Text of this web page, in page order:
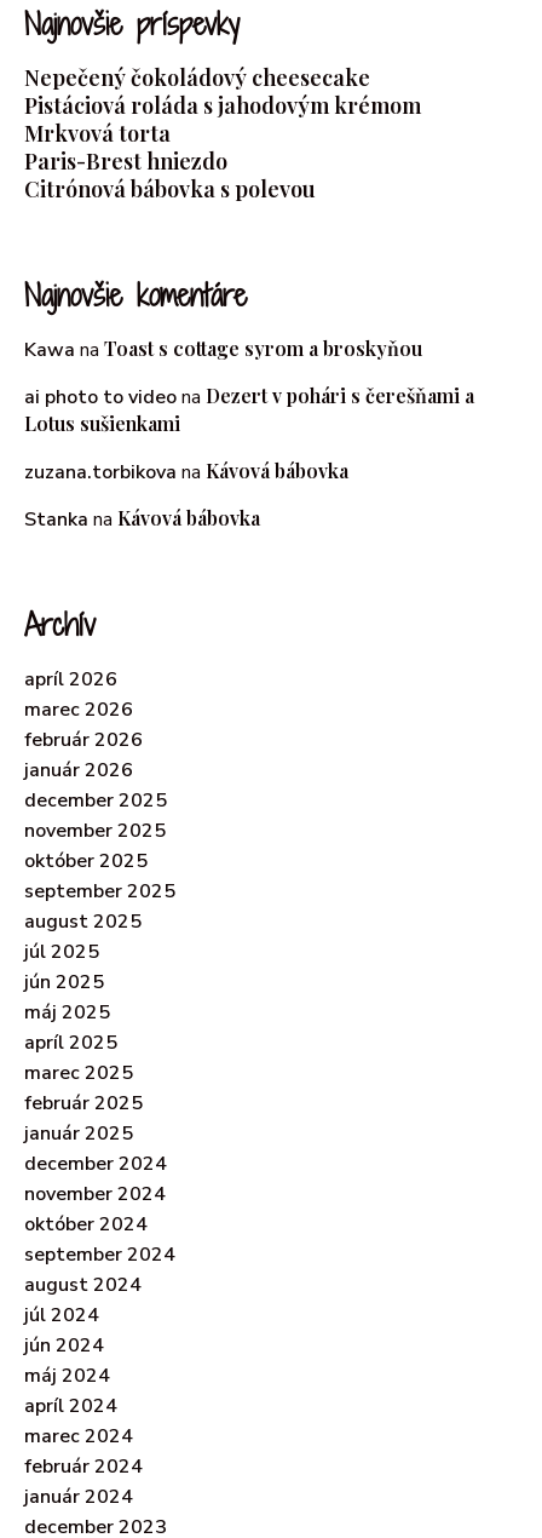
Najnovšie príspevky
Nepečený čokoládový cheesecake
Pistáciová roláda s jahodovým krémom
Mrkvová torta
Paris-Brest hniezdo
Citrónová bábovka s polevou
Najnovšie komentáre
Kawa na Toast s cottage syrom a broskyňou
ai photo to videona Dezert v pohári s čerešňami a
Lotus sušienkami
zuzana.torbikova na Kávová bábovka
Stanka na Kávová bábovka
Archív
apríl 2026
marec 2026
február 2026
január 2026
december 2025
november 2025
október 2025
september 2025
august 2025
júl 2025
jún 2025
máj 2025
apríl 2025
marec 2025
február 2025
január 2025
december 2024
november 2024
október 2024
september 2024
august 2024
júl 2024
jún 2024
máj 2024
apríl 2024
marec 2024
február 2024
január 2024
december 2023